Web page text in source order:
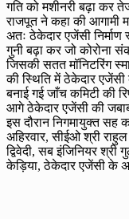
गति को मशीनरी बढ़ा कर
राजपूत ने कहा की आगामी
अतः ठेकेदार एजेंसी
गुनी बढ़ा कर जो कोरोना
जिसकी सतत मॉनिटरिंग
की स्थिति में ठेकेदार एजेंसी
बनाई गई जाँच कमिटी की
आगे ठेकेदार एजेंसी की
इस दौरान निगमायुक्त सह
अहिरवार, सीईओ श्री
द्विवेदी, सब इंजिनियर
केड़िया, ठेकेदार एजेंसी के